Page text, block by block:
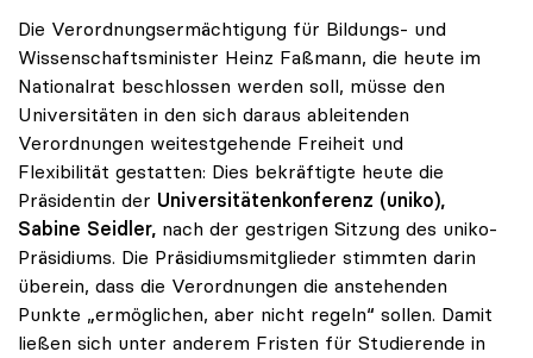
Die Verordnungsermächtigung für Bildungs- und
Wissenschaftsminister Heinz Faßmann, die heute im
Nationalrat beschlossen werden soll, müsse den
Universitäten in den sich daraus ableitenden
Verordnungen weitestgehende Freiheit und
Flexibilität gestatten: Dies bekräftigte heute die
Präsidentin der Universitätenkonferenz (uniko),
Sabine Seidler, nach der gestrigen Sitzung des uniko-
Präsidiums. Die Präsidiumsmitglieder stimmten darin
überein, dass die Verordnungen die anstehenden
Punkte „ermöglichen, aber nicht regeln“ sollen. Damit
ließen sich unter anderem Fristen für Studierende in